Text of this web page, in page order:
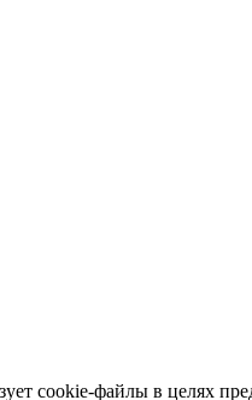
cookie-файлы в целях